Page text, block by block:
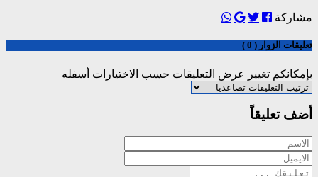
مشاركة
تعليقات الزوار ( 0 )
بإمكانكم تغيير عرض التعليقات حسب الاختيارات أسفله
أضف تعليقاً